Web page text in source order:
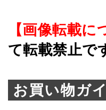
【画像転載に
て転載禁止で
お買い